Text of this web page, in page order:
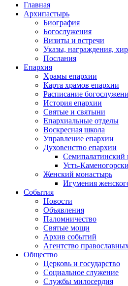
Главная
Архипастырь
Биография
Богослужения
Визиты и встречи
Указы, награждения,
Послания
Епархия
Храмы епархии
Карта храмов епархии
Расписание
История епархии
Святые и святыни
Епархиальные отделы
Воскресная школа
Управление епархии
Духовенство епархии
Семипалатинский
Усть-
Женский монастырь
Игумения
События
Новости
Объявления
Паломничество
Святые мощи
Архив событий
Агентство
Общество
Церковь и государство
Социальное служение
Службы милосердия